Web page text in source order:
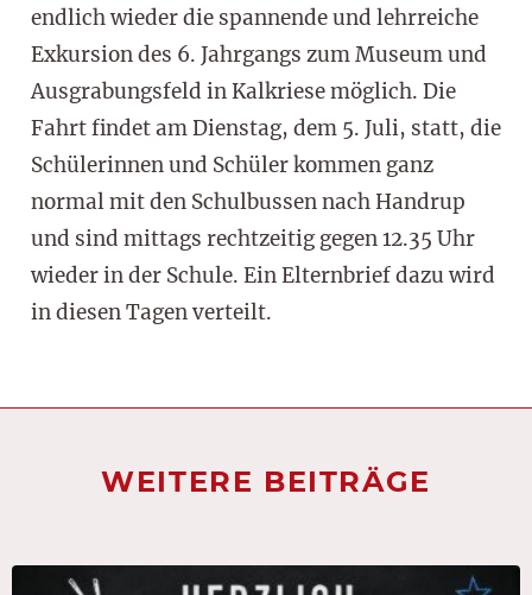
endlich wieder die spannende und lehrreiche
Exkursion des 6. Jahrgangs zum Museum und
Ausgrabungsfeld in Kalkriese möglich. Die
Fahrt findet am Dienstag, dem 5. Juli, statt, die
Schülerinnen und Schüler kommen ganz
normal mit den Schulbussen nach Handrup
und sind mittags rechtzeitig gegen 12.35 Uhr
wieder in der Schule. Ein Elternbrief dazu wird
in diesen Tagen verteilt.
WEITERE BEITRÄGE